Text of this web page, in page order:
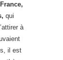
qui
à
il est